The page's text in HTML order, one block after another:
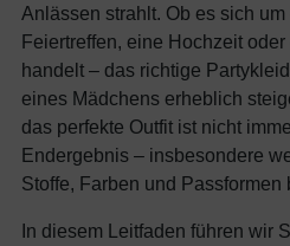
Anlässen strahlt. Ob es sich
Feiertreffen, eine Hochzeit
handelt – das richtige
eines Mädchens erheblich
das perfekte Outfit ist nicht
Endergebnis – insbesondere
Stoffe, Farben und Passformen
In diesem Leitfaden führen wir